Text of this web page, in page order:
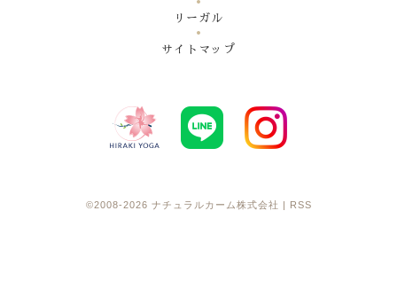
リーガル
サイトマップ
©2008-2026 ナチュラルカーム株式会社 RSS